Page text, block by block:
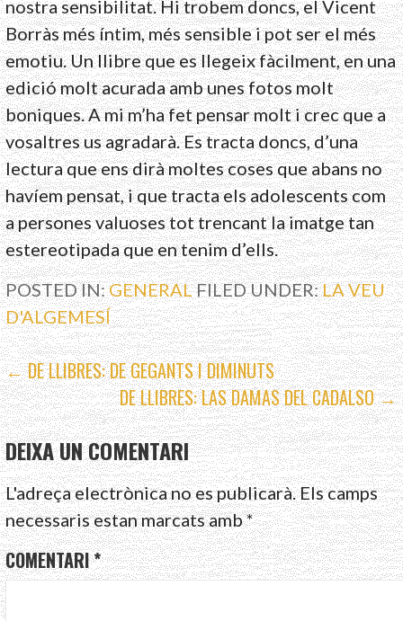
nostra sensibilitat. Hi trobem doncs, el Vicent
Borràs més íntim, més sensible i pot ser el més
emotiu. Un llibre que es llegeix fàcilment, en una
edició molt acurada amb unes fotos molt
boniques. A mi m’ha fet pensar molt i crec que a
vosaltres us agradarà. Es tracta doncs, d’una
lectura que ens dirà moltes coses que abans no
havíem pensat, i que tracta els adolescents com
a persones valuoses tot trencant la imatge tan
estereotipada que en tenim d’ells.
POSTED IN:GENERALFILED UNDER:LA VEU
D'ALGEMESÍ
NAVEGACIÓ
D'ENTRADES
← DE LLIBRES: DE GEGANTS I DIMINUTS
DE LLIBRES: LAS DAMAS DEL CADALSO →
DEIXA UN COMENTARI
L'adreça electrònica no es publicarà.Els camps
necessaris estan marcats amb*
COMENTARI*